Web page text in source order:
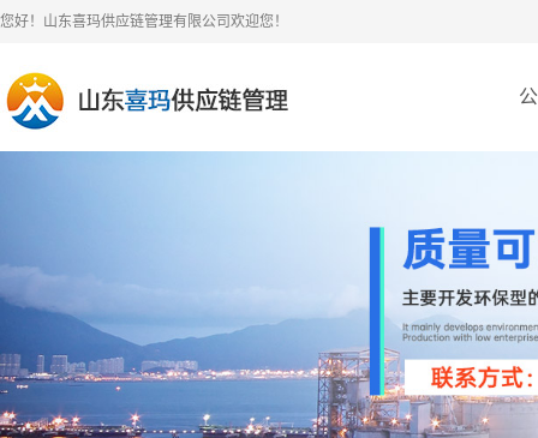
您好！山东喜玛供应链管理有限公司欢迎您！